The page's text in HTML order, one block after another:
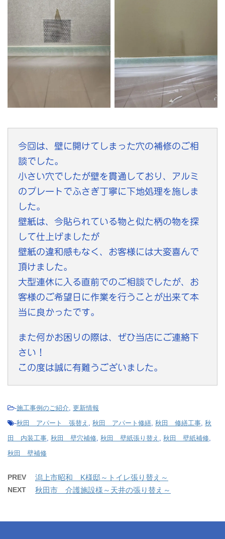
今回は、壁に開けてしまった穴の補修のご相
談でした。
小さい穴でしたが壁を貫通しており、アルミ
のプレートでふさぎ丁寧に下地処理を施しま
した。
壁紙は、今貼られている物と似た柄の物を探
して仕上げましたが
壁紙の違和感もなく、お客様には大変喜んで
頂けました。
大型連休に入る直前でのご相談でしたが、お
客様のご希望日に作業を行うことが出来て本
当に良かったです。
また何かお困りの際は、ぜひ当店にご連絡下
さい！
この度は誠に有難うございました。
-施工事例のご紹介, 更新情報
-秋田 アパート 張替え , 秋田 アパート修繕, 秋田 修繕工事, 秋
田 内装工事, 秋田 壁穴補修, 秋田 壁紙張り替え , 秋田 壁紙補修,
秋田 壁補修
PREV 潟上市昭和 K様邸～トイレ張り替え～
NEXT 秋田市 介護施設様～天井の張り替え～